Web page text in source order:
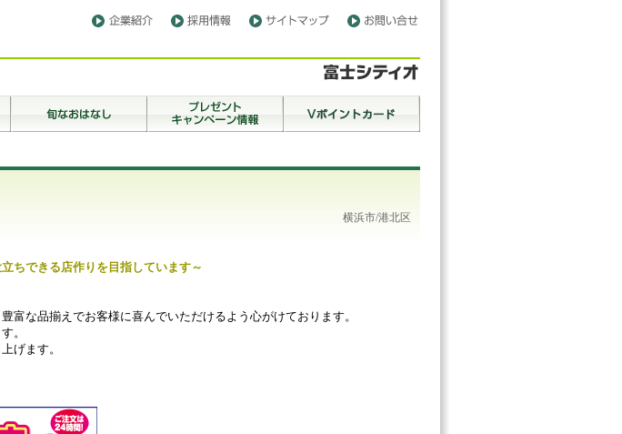
横浜市/港北区
ちできる店作りを目指しています～
富な品揃えでお客様に喜んでいただけるよう心がけております。
。
げます。